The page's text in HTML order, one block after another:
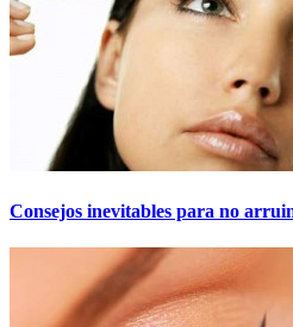
Consejos inevitables para no